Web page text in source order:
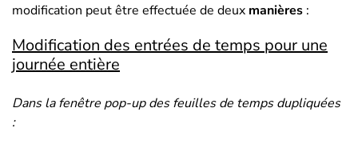
modification peut être effectuée de deux manières :
Modification des entrées de temps pour une
journée entière
Dans la fenêtre pop-up des feuilles de temps dupliquées
: